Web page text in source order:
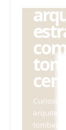
Curioso